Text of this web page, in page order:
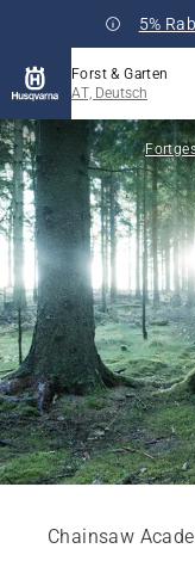
5%
Forst & Garten
AT, Deutsch
Chainsaw